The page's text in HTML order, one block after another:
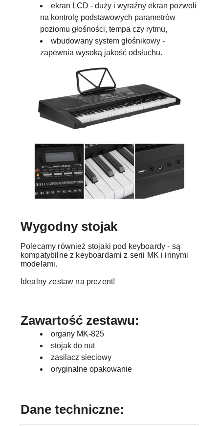
ekran LCD - duży i wyraźny ekran pozwoli
na kontrolę podstawowych parametrów
poziomu głośności, tempa czy rytmu,
wbudowany system głośnikowy -
zapewnia wysoką jakość odsłuchu.
Wygodny stojak
Polecamy również stojaki pod keyboardy - są
kompatybilne z keyboardami z serii MK i innymi
modelami.
Idealny zestaw na prezent!
Zawartość zestawu:
organy MK-825
stojak do nut
zasilacz sieciowy
oryginalne opakowanie
Dane techniczne: